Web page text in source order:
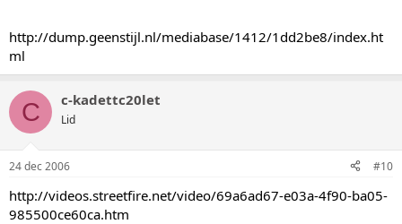
http://dump.geenstijl.nl/mediabase/1412/1dd2be8/index.ht
ml
C c-kadettc20let
Lid
24 dec 2006 #10
http://videos.streetfire.net/video/69a6ad67-e03a-4f90-ba05-
985500ce60ca.htm